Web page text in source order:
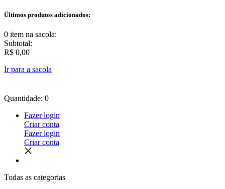
Últimos produtos adicionados:
0 item na sacola:
Subtotal:
R$ 0,00
Ir para a sacola
Quantidade: 0
Fazer login
Criar conta
Fazer login
Criar conta
Todas as categorias